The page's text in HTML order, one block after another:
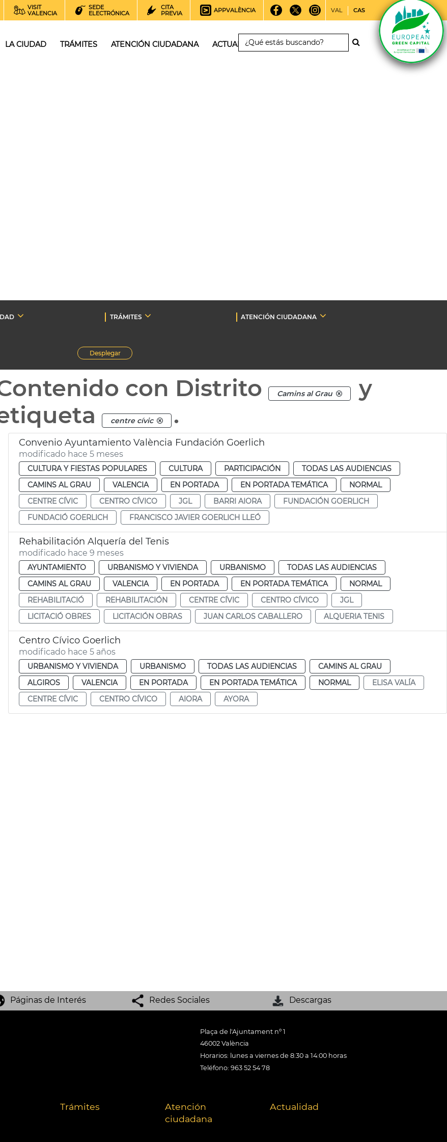
VISIT
VALENCIA
SEDE
ELECTRÓNICA
CITA
PREVIA
APPVALÈNCIA VAL CAS
LA CIUDAD TRÁMITES ATENCIÓN CIUDADANA ACTUALIDAD
TRÁMITES
ATENCIÓN CIUDADANA
Desplegar
con Distrito Camins al Grau
y
centre cívic .
Convenio Ayuntamiento València Fundación Goerlich
modificado hace 5 meses
CULTURA Y FIESTAS POPULARES CULTURA PARTICIPACIÓN
TODAS LAS AUDIENCIAS
CAMINS AL GRAU
VALENCIA EN PORTADA EN PORTADA TEMÁTICA
NORMAL
CENTRE CÍVIC
CENTRO CÍVICO JGL BARRI AIORA
FUNDACIÓN GOERLICH
FUNDACIÓ GOERLICH
FRANCISCO JAVIER GOERLICH LLEÓ
Rehabilitación Alquería del Tenis
modificado hace 9 meses
AYUNTAMIENTO URBANISMO Y VIVIENDA URBANISMO
TODAS LAS AUDIENCIAS
CAMINS AL GRAU
VALENCIA EN PORTADA EN PORTADA TEMÁTICA
NORMAL
REHABILITACIÓ
REHABILITACIÓN CENTRE CÍVIC CENTRO CÍVICO
JGL
LICITACIÓ OBRES
LICITACIÓN OBRAS JUAN CARLOS CABALLERO ALQUERIA TENIS
Centro Cívico Goerlich
modificado hace 5 años
URBANISMO Y VIVIENDA URBANISMO TODAS LAS AUDIENCIAS
CAMINS AL GRAU
ALGIROS
VALENCIA EN PORTADA EN PORTADA TEMÁTICA NORMAL
ELISA VALÍA
CENTRE CÍVIC
CENTRO CÍVICO AIORA AYORA
Páginas de Interés Redes Sociales Descargas
Plaça de l'Ajuntament nº 1
46002 València
Horarios: lunes a viernes de 8:30 a 14:00 horas
Teléfono: 963 52 54 78
Trámites
Atención
ciudadana
Actualidad